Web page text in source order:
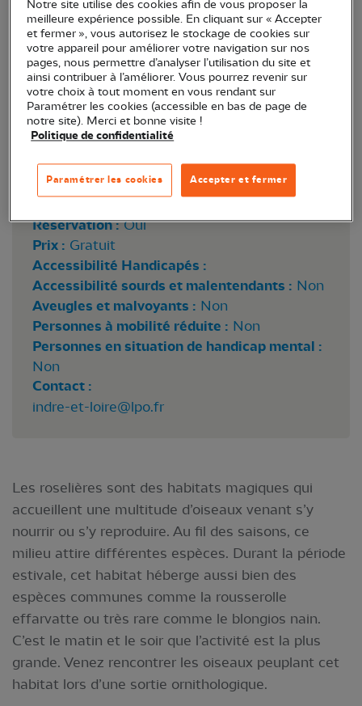
Rousserolle effarvatte © Théo Doléan
Lieu : Assay (37)
Réservation :Oui
Prix : Gratuit
Accessibilité Handicapés :
Accessibilité sourds et malentendants : Non
Aveugles et malvoyants : Non
Personnes à mobilité réduite : Non
Personnes en situation de handicap mental :
Non
Contact :
indre-et-loire@lpo.fr
Les roselières sont des habitats magiques qui
accueillent une multitude d’oiseaux venant s’y
nourrir ou s’y reproduire. Au fil des saisons, ce
milieu attire différentes espèces. Durant la période
estivale, cet habitat héberge aussi bien des
espèces communes comme la rousserolle
effarvatte ou très rare comme le blongios nain.
C’est le matin et le soir que l’activité est la plus
grande. Venez rencontrer les oiseaux peuplant cet
habitat lors d’une sortie ornithologique.
Notre site utilise des cookies afin de vous proposer la
meilleure expérience possible. En cliquant sur « Accepter
et fermer », vous autorisez le stockage de cookies sur
votre appareil pour améliorer votre navigation sur nos
pages, nous permettre d’analyser l’utilisation du site et
ainsi contribuer à l’améliorer. Vous pourrez revenir sur
votre choix à tout moment en vous rendant sur
Paramétrer les cookies (accessible en bas de page de
notre site). Merci et bonne visite !
Politique de confidentialité
Accepter et fermer
Paramétrer les cookies